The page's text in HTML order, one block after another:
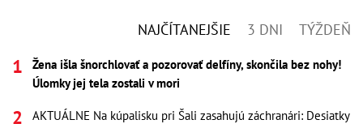
NAJČÍTANEJŠIE 3 DNI TÝŽDEŇ
Žena išla šnorchlovať a pozorovať delfíny, skončila bez nohy!
Úlomky jej tela zostali v mori
AKTUÁLNE Na kúpalisku pri Šali zasahujú záchranári: Desiatky